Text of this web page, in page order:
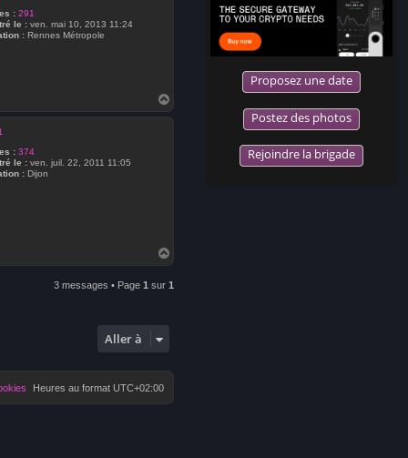
Proposez une date
Postez des photos
Rejoindre la brigade
: 291
le :ven. mai 10, 2013 11:24
:Rennes Métropole
a
u
: 374
le :ven. juil. 22, 2011 11:05
:Dijon
a
t
3 messages • Page 1 sur 1
Aller à
Heures au format UTC+02:00